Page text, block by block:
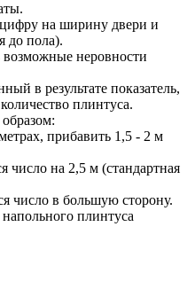
на ширину двери и
до пола).
неровности
в результате показатель,
плинтуса.
прибавить 1,5 - 2 м
число на 2,5 м (стандартная
число в большую сторону.
плинтуса